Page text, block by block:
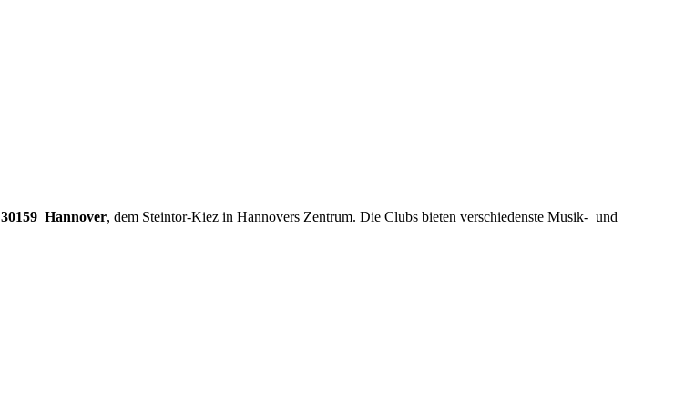
30159 Hannover, dem Steintor-Kiez in Hannovers Zentrum. Die Clubs bieten verschiedenste Musik- und